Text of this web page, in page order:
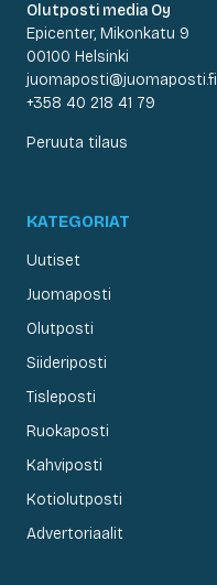
Olutposti media Oy
Epicenter, Mikonkatu 9
00100 Helsinki
juomaposti@juomaposti.fi
+358 40 218 41 79
Peruuta tilaus
KATEGORIAT
Uutiset
Juomaposti
Olutposti
Siideriposti
Tisleposti
Ruokaposti
Kahviposti
Kotiolutposti
Advertoriaalit